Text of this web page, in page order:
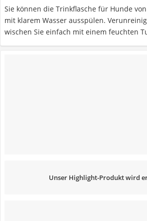
Sie können die Trinkflasche für Hunde
mit klarem Wasser ausspülen.
wischen Sie einfach mit einem feuchten
Unser Highlight-Produkt wird